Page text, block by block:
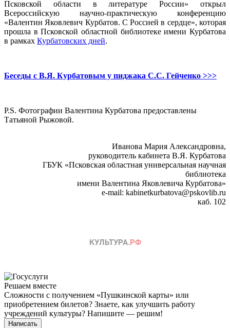
Псковской области в литературе России» открыл
Всероссийскую научно-практическую конференцию
«Валентин Яковлевич Курбатов. С Россией в сердце», которая
прошла в Псковской областной библиотеке имени Курбатова
в рамках Курбатовских дней.
Беседы с В.Я. Курбатовым у пиджака С.С. Гейченко >>>
P.S. Фотографии Валентина Курбатова предоставлены
Татьяной Рыжовой.
Иванова Мария Александровна,
руководитель кабинета В.Я. Курбатова
ГБУК «Псковская областная универсальная научная
библиотека
имени Валентина Яковлевича Курбатова»
e-mail: kabinetkurbatova@pskovlib.ru
каб. 102
Решаем вместе
Сложности с получением «Пушкинской карты» или
приобретением билетов? Знаете, как улучшить работу
учреждений культуры? Напишите — решим!
Написать